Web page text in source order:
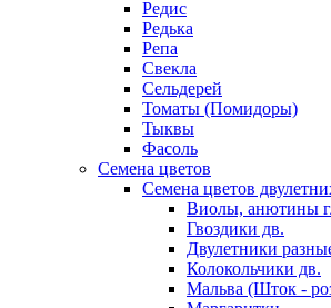
Редис
Редька
Репа
Свекла
Сельдерей
Томаты (Помидоры)
Тыквы
Фасоль
Семена цветов
Семена цветов
Виолы, анютины
Гвоздики дв.
Двулетники
Колокольчики дв.
Мальва (Шток -